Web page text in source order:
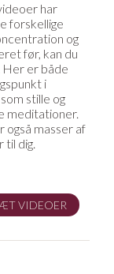
har
forskellige
og
før, kan du
Her er både
i
stille og
meditationer.
også masser af
dig.
VIDEOER